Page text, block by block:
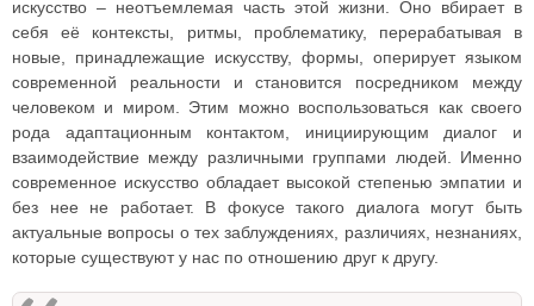
искусство – неотъемлемая часть этой жизни. Оно вбирает в
себя её контексты, ритмы, проблематику, перерабатывая в
новые, принадлежащие искусству, формы, оперирует языком
современной реальности и становится посредником между
человеком и миром. Этим можно воспользоваться как своего
рода адаптационным контактом, инициирующим диалог и
взаимодействие между различными группами людей. Именно
современное искусство обладает высокой степенью эмпатии и
без нее не работает. В фокусе такого диалога могут быть
актуальные вопросы о тех заблуждениях, различиях, незнаниях,
которые существуют у нас по отношению друг к другу.